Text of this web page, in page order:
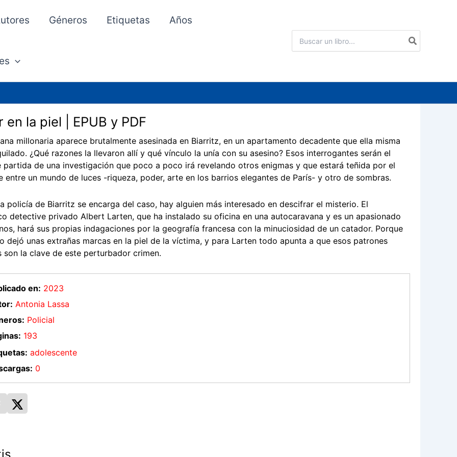
Géneros Etiquetas Años
por:
en la piel | EPUB y PDF
millonaria aparece brutalmente asesinada en Biarritz, en un apartamento decadente que ella misma
¿Qué razones la llevaron allí y qué vínculo la unía con su asesino? Esos interrogantes serán el
partida de una investigación que poco a poco irá revelando otros enigmas y que estará teñida por el
entre un mundo de luces -riqueza, poder, arte en los barrios elegantes de París- y otro de sombras.
policía de Biarritz se encarga del caso, hay alguien más interesado en descifrar el misterio. El
detective privado Albert Larten, que ha instalado su oficina en una autocaravana y es un apasionado
hará sus propias indagaciones por la geografía francesa con la minuciosidad de un catador. Porque
dejó unas extrañas marcas en la piel de la víctima, y para Larten todo apunta a que esos patrones
son la clave de este perturbador crimen.
en: 2023
Antonia Lassa
Policial
193
adolescente
0